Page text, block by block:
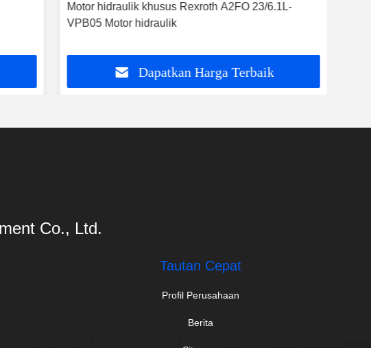
Motor hidraulik khusus Rexroth A2FO 23/6.1L-
VPB05 Motor hidraulik
Dapatkan Harga Terbaik
Co., Ltd.
Tautan Cepat
Profil Perusahaan
Berita